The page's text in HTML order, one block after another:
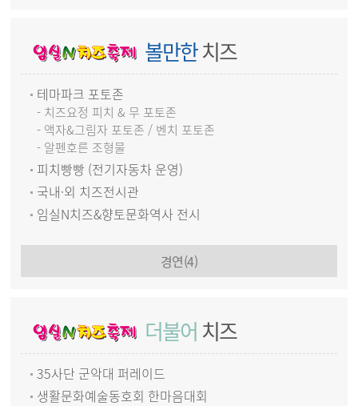
볼만한치즈
테마파크 포토존
- 치즈요정 피치 & 무 포토존
- 액자&그림자 포토존 / 벤치 포토존
- 알펜호른 조형물
피치빵빵 (전기자동차 운영)
국내·외 치즈전시관
임실N치즈&향토문화역사 전시
경연(4)
더불어 치즈
35사단 군악대 퍼레이드
생활문화예술동호회 한마음대회